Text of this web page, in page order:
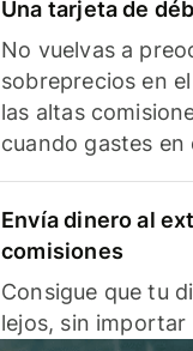
Una tarjeta de
No vuelvas a
sobreprecios en
las altas
cuando gastes en
Envía dinero al
comisiones
Consigue que tu
lejos, sin importar